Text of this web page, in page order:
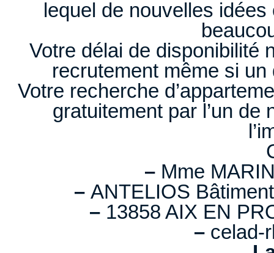
lequel de nouvelles
Votre délai de disponibilité
recrutement même si
Votre recherche
gratuitement par l’un
– Mme
– ANTELIOS
– 13858 AIX EN
– celad-